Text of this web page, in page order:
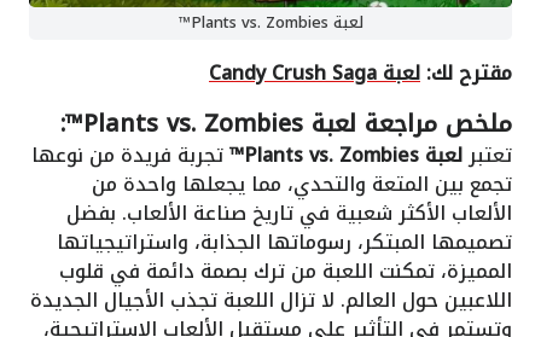
لعبة Plants vs. Zombies™
مقترح لك:لعبة Candy Crush Saga
ملخص مراجعة لعبة Plants vs. Zombies™:
تعتبرلعبة Plants vs. Zombies™ تجربة فريدة من نوعها
تجمع بين المتعة والتحدي، مما يجعلها واحدة من
الألعاب الأكثر شعبية في تاريخ صناعة الألعاب. بفضل
تصميمها المبتكر، رسوماتها الجذابة، واستراتيجياتها
المميزة، تمكنت اللعبة من ترك بصمة دائمة في قلوب
اللاعبين حول العالم. لا تزال اللعبة تجذب الأجيال الجديدة
وتستمر في التأثير على مستقبل الألعاب الاستراتيجية،